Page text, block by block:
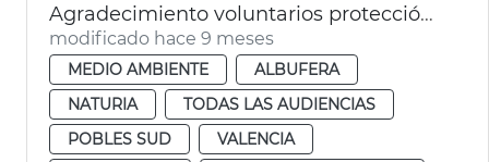
Agradecimiento voluntarios protección chorlitejo València
modificado hace 9 meses
MEDIO AMBIENTE
ALBUFERA
NATURIA
TODAS LAS AUDIENCIAS
POBLES SUD
VALENCIA